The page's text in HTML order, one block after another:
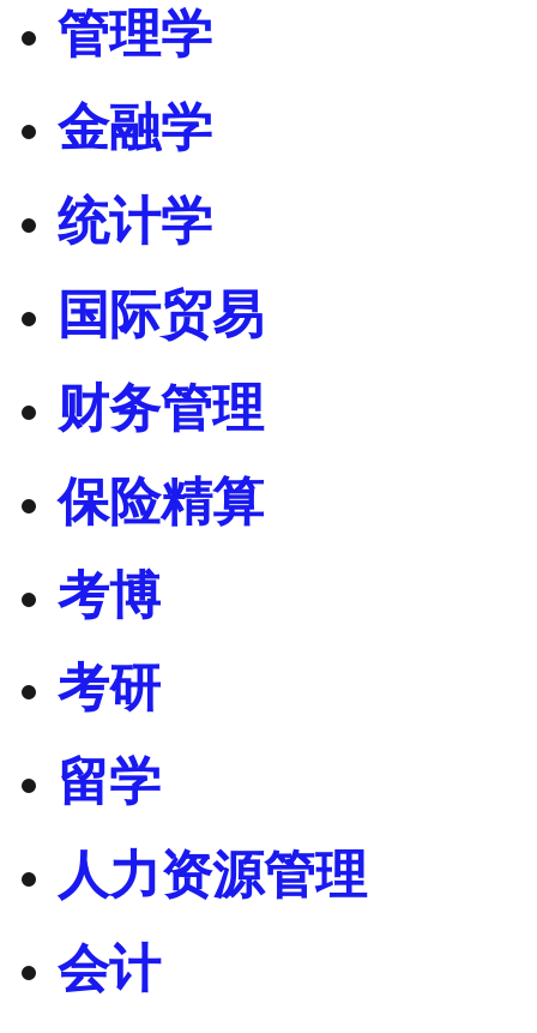
管理学
金融学
统计学
国际贸易
财务管理
保险精算
考博
考研
留学
人力资源管理
会计